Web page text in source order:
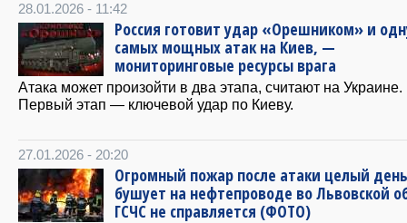
28.01.2026 - 11:42
Россия готовит удар «Орешником» и
самых мощных атак на Киев, —
мониторинговые ресурсы врага
Атака может произойти в два этапа, считают на Украине.
Первый этап — ключевой удар по Киеву.
27.01.2026 - 20:20
Огромный пожар после атаки целый день
бушует на нефтепроводе во Львовской
ГСЧС не справляется (ФОТО)